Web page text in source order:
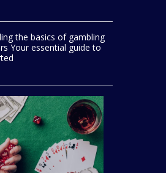
the basics of gambling
Your essential guide to